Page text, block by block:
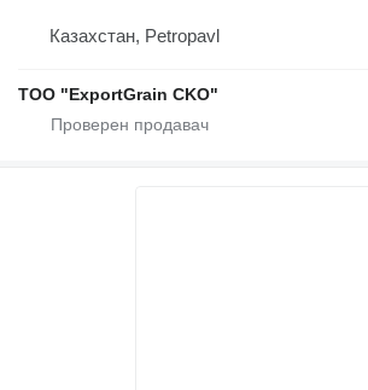
Казахстан, Petropavl
TOO "ExportGrain CKO"